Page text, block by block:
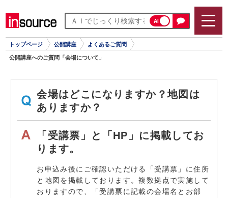
AI
トップページ 公開講座 よくあるご質問
公開講座へのご質問「会場について」
会場はどこになりますか？地図は
ありますか？
「受講票」と「HP」に掲載してお
ります。
お申込み後にご確認いただける「受講票」に住所
と地図を掲載しております。複数拠点で実施して
おりますので、「受講票に記載の会場名とお部